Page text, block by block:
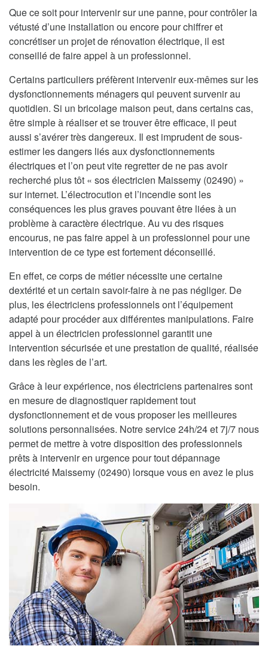
Que ce soit pour intervenir sur une panne, pour contrôler la
vétusté d’une installation ou encore pour chiffrer et
concrétiser un projet de rénovation électrique, il est
conseillé de faire appel à un professionnel.
Certains particuliers préfèrent intervenir eux-mêmes sur les
dysfonctionnements ménagers qui peuvent survenir au
quotidien. Si un bricolage maison peut, dans certains cas,
être simple à réaliser et se trouver être efficace, il peut
aussi s’avérer très dangereux. Il est imprudent de sous-
estimer les dangers liés aux dysfonctionnements
électriques et l’on peut vite regretter de ne pas avoir
recherché plus tôt « sos électricien Maissemy (02490) »
sur internet. L’électrocution et l’incendie sont les
conséquences les plus graves pouvant être liées à un
problème à caractère électrique. Au vu des risques
encourus, ne pas faire appel à un professionnel pour une
intervention de ce type est fortement déconseillé.
En effet, ce corps de métier nécessite une certaine
dextérité et un certain savoir-faire à ne pas négliger. De
plus, les électriciens professionnels ont l’équipement
adapté pour procéder aux différentes manipulations. Faire
appel à un électricien professionnel garantit une
intervention sécurisée et une prestation de qualité, réalisée
dans les règles de l’art.
Grâce à leur expérience, nos électriciens partenaires sont
en mesure de diagnostiquer rapidement tout
dysfonctionnement et de vous proposer les meilleures
solutions personnalisées. Notre service 24h/24 et 7j/7 nous
permet de mettre à votre disposition des professionnels
prêts à intervenir en urgence pour tout dépannage
électricité Maissemy (02490) lorsque vous en avez le plus
besoin.